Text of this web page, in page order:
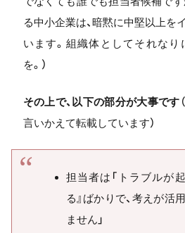
る中小企業は、暗黙に中堅以上を
います。組織体としてそれな
を。）
その上で、以下の部分が大事です
言いかえて転載しています）
担当者は「トラブルが
る』ばかりで、考えが活
ません」